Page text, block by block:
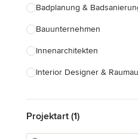
Badplanung &
Bauunternehmen
Innenarchitekten
Interior Designer &
Landschaftsarchitekten
Armaturen & Sanitärbedarf
Projektart (1)